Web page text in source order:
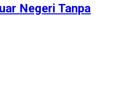
Negeri Tanpa